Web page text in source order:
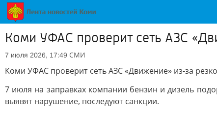
Коми УФАС проверит сеть АЗС
7 июля 2026, 17:49 СМИ
Коми УФАС проверит сеть АЗС «Движение» из-за
7 июля на заправках компании бензин и дизель
выявят нарушение, последуют санкции.